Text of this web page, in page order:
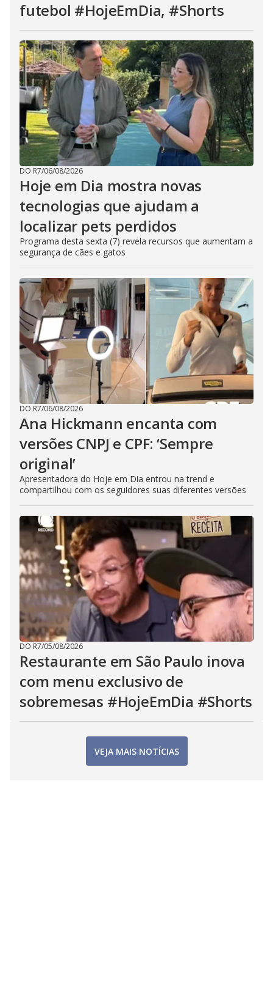
futebol #HojeEmDia, #Shorts
DO R7/06/08/2026
Hoje em Dia mostra novas
tecnologias que ajudam a
localizar pets perdidos
Programa desta sexta (7) revela recursos que aumentam a
segurança de cães e gatos
DO R7/06/08/2026
Ana Hickmann encanta com
versões CNPJ e CPF: ‘Sempre
original’
Apresentadora do Hoje em Dia entrou na trend e
compartilhou com os seguidores suas diferentes versões
DO R7/05/08/2026
Restaurante em São Paulo inova
com menu exclusivo de
sobremesas #HojeEmDia #Shorts
VEJA MAIS NOTÍCIAS